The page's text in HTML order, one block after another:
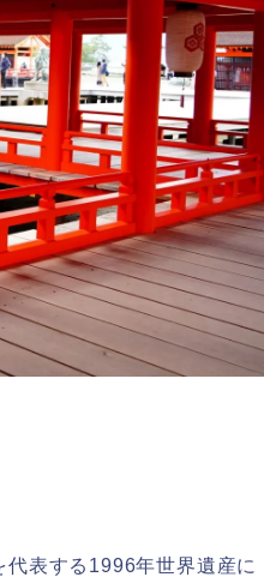
代表する1996年世界遺産に